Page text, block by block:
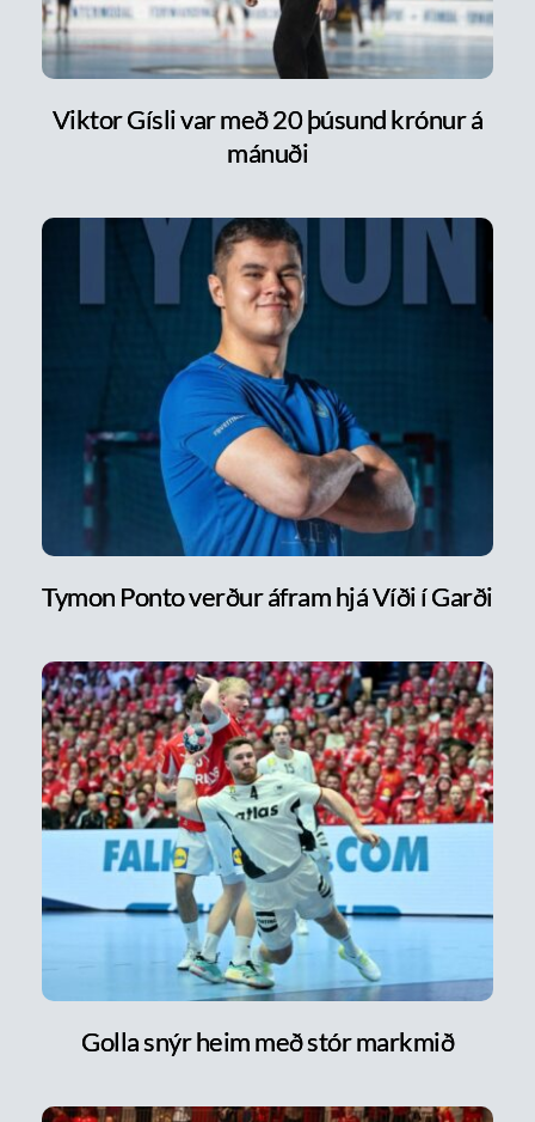
Viktor Gísli var með 20 þúsund krónur á
mánuði
Tymon Ponto verður áfram hjá Víði í Garði
Golla snýr heim með stór markmið